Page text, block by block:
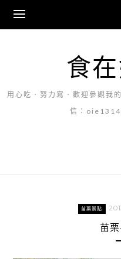
content
食
用心吃．努力寫．歡迎參觀我
信：
苗栗景點
苗